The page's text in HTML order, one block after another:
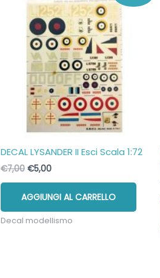
DECAL LYSANDER II Esci Scala 1:72
€7,00 Il
era:
€7,00.
€5,00Il
è:
€5,00.
AGGIUNGI AL CARRELLO
Decal modellismo